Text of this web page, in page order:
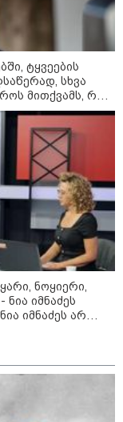
ნიშნების
ვინ
40 წლის
წესი და
ტყვეების
სხვა
მითქვამს, რომ
"ხვრეტდნენ", ეგ
ვიცი
ნოყიერი,
იმნაძეს
იმნაძეს არ